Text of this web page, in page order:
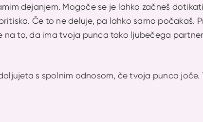
dejanjem. Mogoče se je lahko začneš
Če to ne deluje, pa lahko samo počakaš.
na to, da ima tvoja punca tako ljubečega
s spolnim odnosom, če tvoja punca joče.